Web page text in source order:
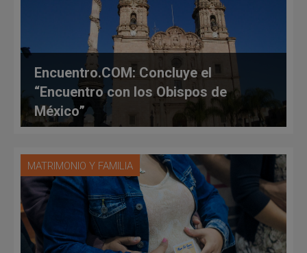
Encuentro.COM: Concluye el
“Encuentro con los Obispos de
México”
MATRIMONIO Y FAMILIA